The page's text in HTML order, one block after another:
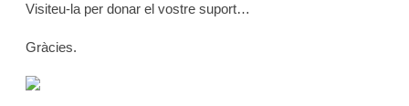
Visiteu-la per donar el vostre suport…
Gràcies.